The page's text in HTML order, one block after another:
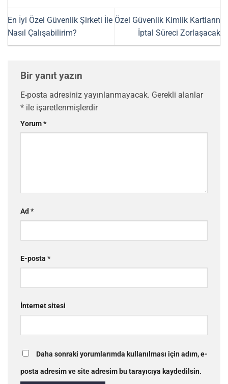
En İyi Özel Güvenlik Şirketi İle
Nasıl Çalışabilirim?
Özel Güvenlik Kimlik Kartların
İptal Süreci Zorlaşacak
Bir yanıt yazın
E-posta adresiniz yayınlanmayacak. Gerekli alanlar
* ile işaretlenmişlerdir
Yorum*
Ad *
E-posta *
İnternet sitesi
Daha sonraki yorumlarımda kullanılması için adım, e-
posta adresim ve site adresim bu tarayıcıya kaydedilsin.